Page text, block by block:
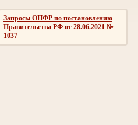
Запросы ОПФР по постановлению
Правительства РФ от 28.06.2021 №
1037